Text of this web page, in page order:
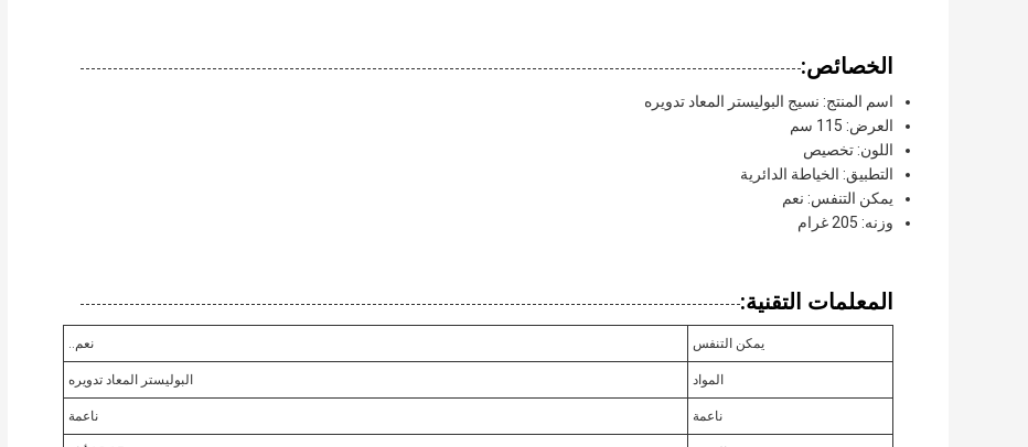
الخصائص:
اسم المنتج: نسيج البوليستر المعاد تدويره
العرض: 115 سم
اللون: تخصيص
التطبيق: الخياطة الدائرية
يمكن التنفس: نعم
وزنه: 205 غرام
المعلمات التقنية:
يمكن التنفس نعم..
المواد البوليستر المعاد تدويره
ناعمة ناعمة